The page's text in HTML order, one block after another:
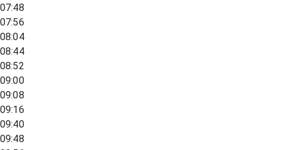
07:48
07:56
08:04
08:44
08:52
09:00
09:08
09:16
09:40
09:48